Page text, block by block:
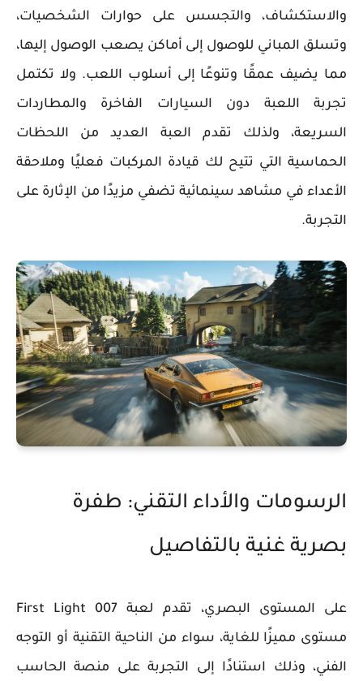
والاستكشاف، والتجسس على حوارات الشخصيات،
وتسلق المباني للوصول إلى أماكن يصعب الوصول إليها،
مما يضيف عمقًا وتنوعًا إلى أسلوب اللعب. ولا تكتمل
تجربة اللعبة دون السيارات الفاخرة والمطاردات
السريعة، ولذلك تقدم العبة العديد من اللحظات
الحماسية التي تتيح لك قيادة المركبات فعليًا وملاحقة
الأعداء في مشاهد سينمائية تضفي مزيدًا من الإثارة على
التجربة.
الرسومات والأداء التقني: طفرة
بصرية غنية بالتفاصيل
على المستوى البصري، تقدم لعبة 007 First Light
مستوى مميزًا للغاية، سواء من الناحية التقنية أو التوجه
الفني، وذلك استنادًا إلى التجربة على منصة الحاسب